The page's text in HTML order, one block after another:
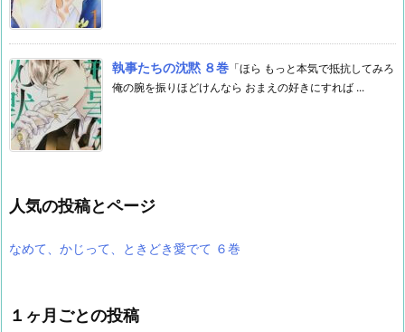
執事たちの沈黙 ８巻 「ほら もっと本気で抵抗してみろ
俺の腕を振りほどけんなら おまえの好きにすれば ...
人気の投稿とページ
なめて、かじって、ときどき愛でて ６巻
１ヶ月ごとの投稿